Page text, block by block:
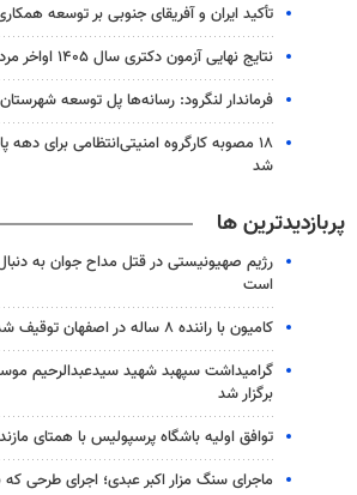
تأکید ایران و آفریقای جنوبی بر توسعه
نتایج نهایی آزمون دکتری سال ۱۴۰۵ اواخر مرداد اعلام می شود
فرماندار لنگرود: رسانه‌ها پل توسعه
۱۸ مصوبه کارگروه امنیتی‌انتظامی برای
شد
پربازدیدترین ها
رژیم صهیونیستی در قتل مداح جوان به
است
کامیون با راننده ۸ ساله در اصفهان توقیف شد
گرامیداشت سپهبد شهید سیدعبدالرحیم
برگزار شد
توافق اولیه باشگاه پرسپولیس با همتای
ماجرای سنگ مزار اکبر عبدی؛ اجرای طرحی